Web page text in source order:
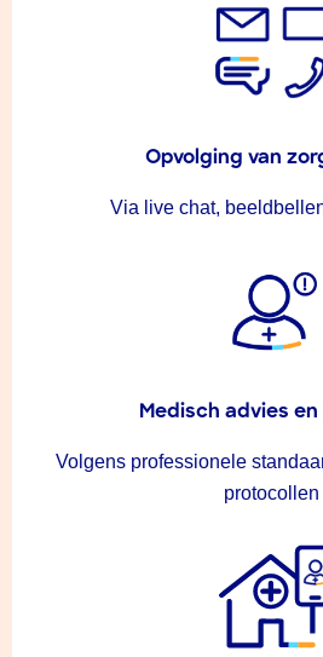
Opvolging van
Via live chat,
Medisch advies
Volgens professionele
protocollen